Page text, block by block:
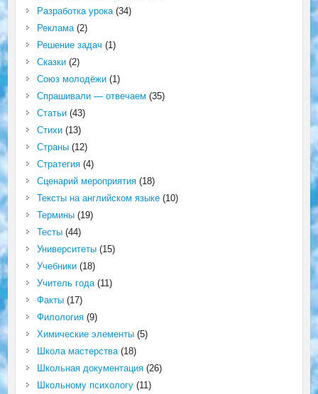
Разработка урока(34)
Реклама(2)
Решение задач (1)
Сказки(2)
Союз молодёжи(1)
Спрашивали — отвечаем (35)
Статьи(43)
Стихи(13)
Страны(12)
Стратегия(4)
Сценарий мероприятия(18)
Тексты на английском языке(10)
Термины(19)
Тесты(44)
Университеты(15)
Учебники(18)
Учитель года(11)
Факты(17)
Филология(9)
Химические элементы(5)
Школа мастерства(18)
Школьная документация(26)
Школьному психологу(11)